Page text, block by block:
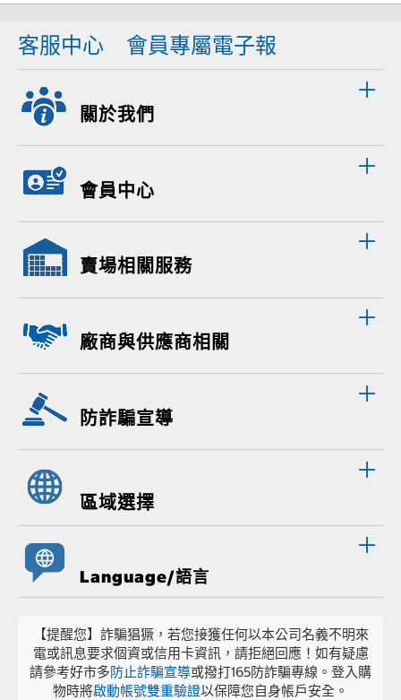
客服中心 會員專屬電子報
關於我們
會員中心
賣場相關服務
廠商與供應商相關
防詐騙宣導
區域選擇
Language/語言
【提醒您】詐騙猖獗，若您接獲任何以本公司名義不明來
電或訊息要求個資或信用卡資訊，請拒絕回應！如有疑慮
請參考好市多防止詐騙宣導或撥打165防詐騙專線。登入購
物時將啟動帳號雙重驗證以保障您自身帳戶安全。